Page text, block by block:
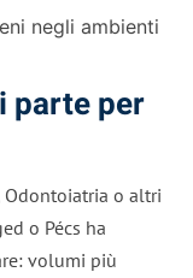
negli ambienti
parte per
Odontoiatria o altri
o Pécs ha
volumi più